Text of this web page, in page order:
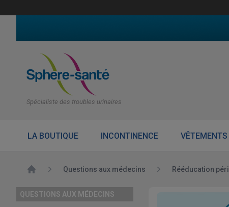
Spécialiste des troubles urinaires
LA BOUTIQUE INCONTINENCE VÊTEMENTS
Accueil Questions aux médecins Rééducation
QUESTIONS AUX MÉDECINS